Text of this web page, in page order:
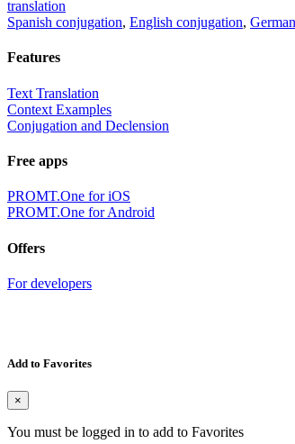
translation
Spanish conjugation, English conjugation,
Features
Text Translation
Context Examples
Conjugation and Declension
Free apps
PROMT.One for iOS
PROMT.One for Android
Offers
For developers
Add to Favorites
×
You must be logged in to add to Favorites